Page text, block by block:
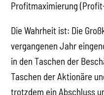
Profitmaximierung
Die Wahrheit ist: Die
vergangenen Jahr
in den Taschen der
Taschen der Aktionäre
trotzdem ein Abschluss